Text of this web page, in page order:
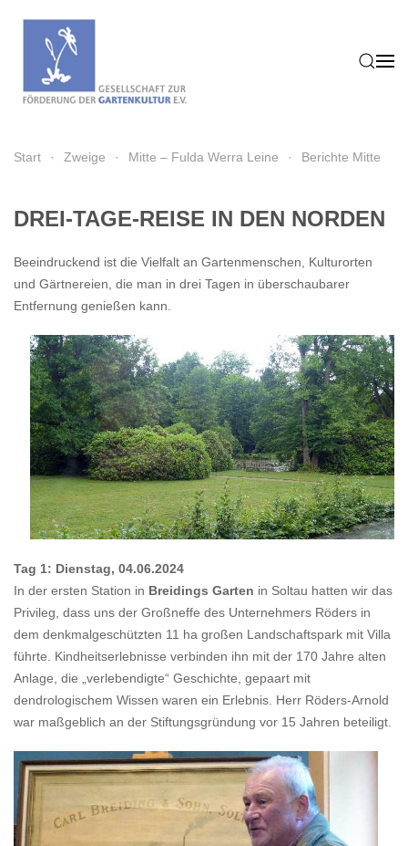
Zum Hauptinhalt springen
Start Zweige Mitte – Fulda Werra Leine Berichte Mitte
DREI-TAGE-REISE IN DEN NORDEN
Beeindruckend ist die Vielfalt an Gartenmenschen, Kulturorten
und Gärtnereien, die man in drei Tagen in überschaubarer
Entfernung genießen kann.
Tag 1: Dienstag, 04.06.2024
In der ersten Station in Breidings Garten in Soltau hatten wir das
Privileg, dass uns der Großneffe des Unternehmers Röders in
dem denkmalgeschützten 11 ha großen Landschaftspark mit Villa
führte. Kindheitserlebnisse verbinden ihn mit der 170 Jahre alten
Anlage, die „verlebendigte“ Geschichte, gepaart mit
dendrologischem Wissen waren ein Erlebnis. Herr Röders-Arnold
war maßgeblich an der Stiftungsgründung vor 15 Jahren beteiligt.